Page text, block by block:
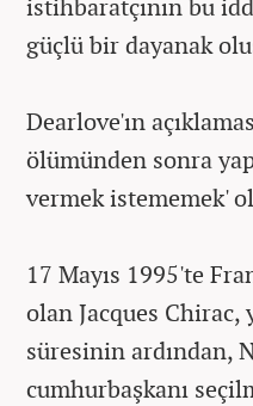
güçlü bir dayanak
Dearlove'ın
ölümünden sonra
vermek istememek'
17 Mayıs 1995'te
olan Jacques Chirac,
süresinin ardından,
cumhurbaşkanı